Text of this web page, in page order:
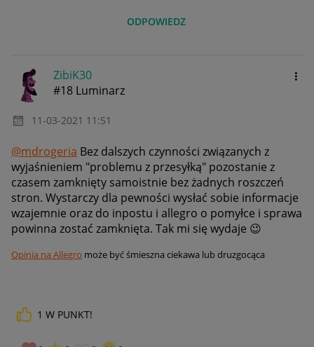
ODPOWIEDZ
ZibiK30
#18 Luminarz
‎11-03-2021 11:51
@mdrogeria Bez dalszych czynności związanych z
wyjaśnieniem "problemu z przesyłką" pozostanie z
czasem zamknięty samoistnie bez żadnych roszczeń
stron. Wystarczy dla pewności wysłać sobie informacje
wzajemnie oraz do inpostu i allegro o pomyłce i sprawa
powinna zostać zamknięta. Tak mi się wydaje 😉
Opinia na Allegro może być śmieszna ciekawa lub druzgocąca
1 W PUNKT!